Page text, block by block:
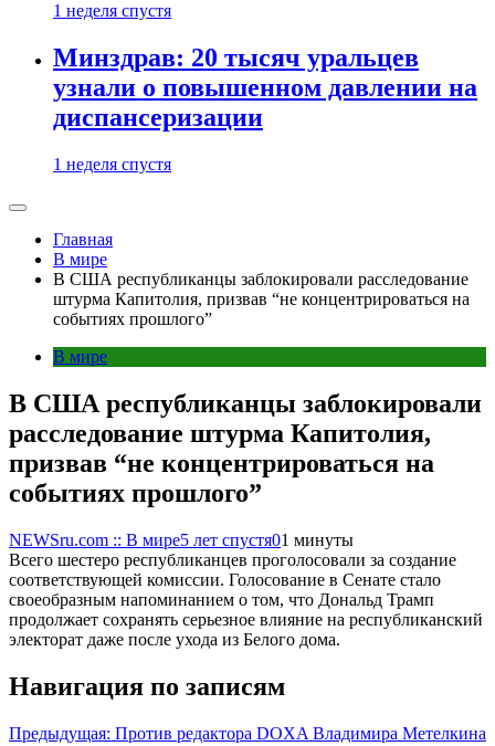
1 неделя спустя
Минздрав: 20 тысяч уральцев
узнали о повышенном давлении на
диспансеризации
1 неделя спустя
Главная
В мире
В США республиканцы заблокировали расследование
штурма Капитолия, призвав “не концентрироваться на
событиях прошлого”
В мире
В США республиканцы заблокировали
расследование штурма Капитолия,
призвав “не концентрироваться на
событиях прошлого”
NEWSru.com :: В мире5 лет спустя01 минуты
Всего шестеро республиканцев проголосовали за создание
соответствующей комиссии. Голосование в Сенате стало
своеобразным напоминанием о том, что Дональд Трамп
продолжает сохранять серьезное влияние на республиканский
электорат даже после ухода из Белого дома.
Навигация по записям
Предыдущая: Против редактора DOXA Владимира Метелкина